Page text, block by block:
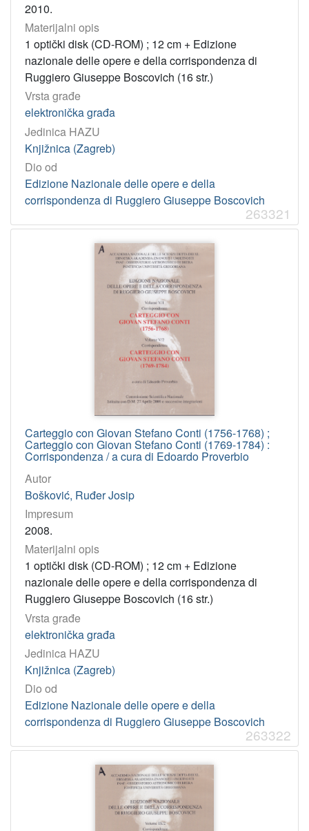
2010.
Materijalni opis
1 optički disk (CD-ROM) ; 12 cm + Edizione
nazionale delle opere e della corrispondenza di
Ruggiero Giuseppe Boscovich (16 str.)
Vrsta građe
elektronička građa
Jedinica HAZU
Knjižnica (Zagreb)
Dio od
Edizione Nazionale delle opere e della
corrispondenza di Ruggiero Giuseppe Boscovich
263321
Carteggio con Giovan Stefano Conti (1756-1768) ;
Carteggio con Giovan Stefano Conti (1769-1784) :
Corrispondenza / a cura di Edoardo Proverbio
Autor
Bošković, Ruđer Josip
Impresum
2008.
Materijalni opis
1 optički disk (CD-ROM) ; 12 cm + Edizione
nazionale delle opere e della corrispondenza di
Ruggiero Giuseppe Boscovich (16 str.)
Vrsta građe
elektronička građa
Jedinica HAZU
Knjižnica (Zagreb)
Dio od
Edizione Nazionale delle opere e della
corrispondenza di Ruggiero Giuseppe Boscovich
263322